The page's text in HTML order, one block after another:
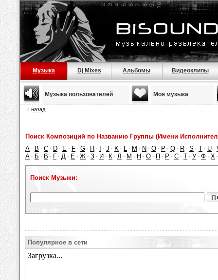
Музыка Dj Mixes Альбомы Видеоклипы
Музыка пользователей Моя музыка
назад
Поиск Композиций по Названию Группы (Имени
A · B · C · D · E · F · G · H · · J · K · L · M · N · O · P · Q · R · S · T · U ·
А · Б · В · Г · Д · Е · Ж · З · И · К · Л · М · Н · О · П · Р · С · Т · У · Ф · Х
Поиск Музыки:
Популярное в сети